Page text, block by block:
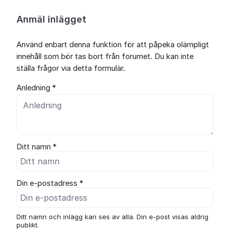
Anmäl inlägget
Använd enbart denna funktion för att påpeka olämpligt
innehåll som bör tas bort från forumet. Du kan inte
ställa frågor via detta formulär.
Anledning *
Ditt namn *
Din e-postadress *
Ditt namn och inlägg kan ses av alla. Din e-post visas aldrig
publikt.